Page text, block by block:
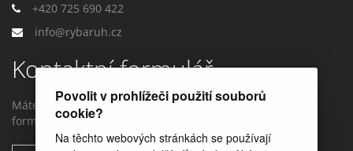
Povolit v prohlížeči použití souborů
cookie?
Na těchto webových stránkách se používají
+420 725 690 422
info@rybaruh.cz
Kontaktní formulář
Máte dotaz? Můžete nám napstat prostřednictvím tohoto
formuláře.